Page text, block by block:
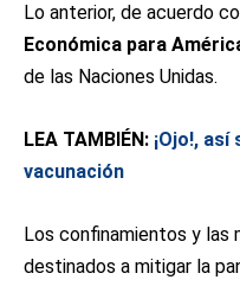
Lo anterior, de acuerdo
Económica para
de las Naciones Unidas.
LEA TAMBIÉN: ¡Ojo!,
vacunación
Los confinamientos y las
destinados a mitigar la